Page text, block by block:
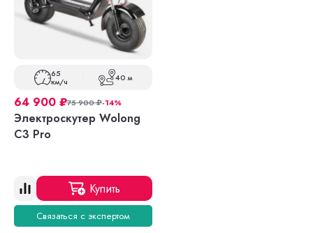
65
км/ч 40 м
64 900 ₽75 900₽-14%
Электроскутер Wolong
C3 Pro
Купить
Связаться с экспертом